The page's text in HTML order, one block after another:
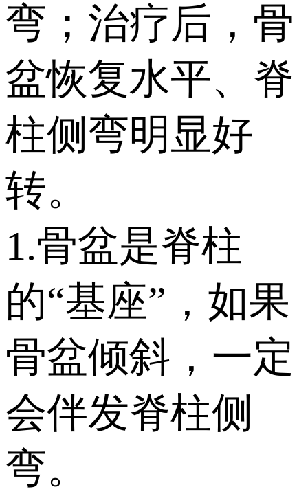
弯；治疗后，骨
盆恢复水平、脊
柱侧弯明显好
转。
1.骨盆是脊柱
的“基座”，如果
骨盆倾斜，一定
会伴发脊柱侧
弯。